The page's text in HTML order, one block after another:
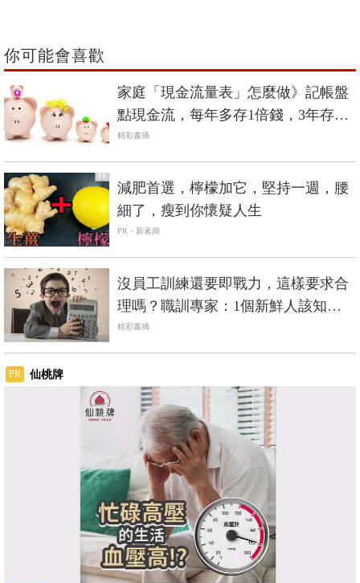
你可能會喜歡
家庭「現金流量表」怎麼做》記帳盤
點現金流，每年多存1倍錢，3年存下
150萬
精彩書摘
PR
減肥首選，檸檬加它，堅持一週，腰
細了，瘦到你懷疑人生
PR・新素簡
沒員工訓練還要即戰力，這樣要求合
理嗎？職訓專家：1個新鮮人該知道
的自保之道
精彩書摘
PR 仙桃牌